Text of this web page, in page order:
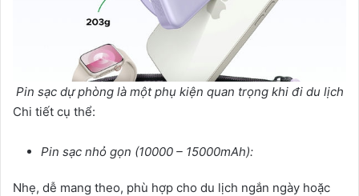
Pin sạc dự phòng là một phụ kiện quan trọng khi đi du lịch
Chi tiết cụ thể:
Pin sạc nhỏ gọn (10000 – 15000mAh):
Nhẹ, dễ mang theo, phù hợp cho du lịch ngắn ngày hoặc